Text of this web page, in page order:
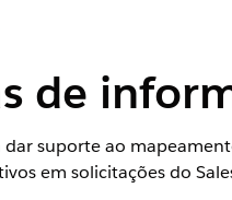
de
suporte ao
em solicitações do